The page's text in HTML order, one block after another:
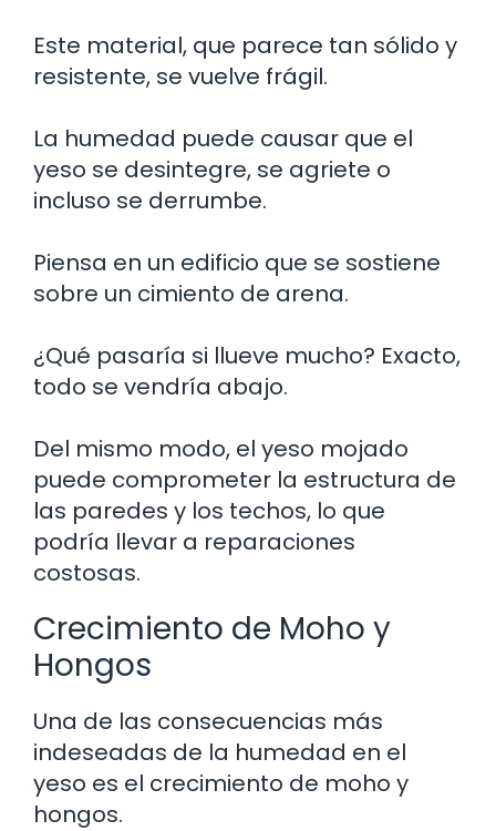
Este material, que parece tan sólido y
resistente, se vuelve frágil.
La humedad puede causar que el
yeso se desintegre, se agriete o
incluso se derrumbe.
Piensa en un edificio que se sostiene
sobre un cimiento de arena.
¿Qué pasaría si llueve mucho? Exacto,
todo se vendría abajo.
Del mismo modo, el yeso mojado
puede comprometer la estructura de
las paredes y los techos, lo que
podría llevar a reparaciones
costosas.
Crecimiento de Moho y
Hongos
Una de las consecuencias más
indeseadas de la humedad en el
yeso es el crecimiento de moho y
hongos.